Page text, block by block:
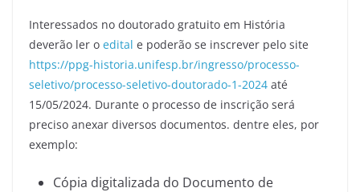
Interessados no doutorado gratuito em História
deverão ler o edital e poderão se inscrever pelo site
https://ppg-historia.unifesp.br/ingresso/processo-
seletivo/processo-seletivo-doutorado-1-2024 até
15/05/2024. Durante o processo de inscrição será
preciso anexar diversos documentos. dentre eles, por
exemplo:
Cópia digitalizada do Documento de